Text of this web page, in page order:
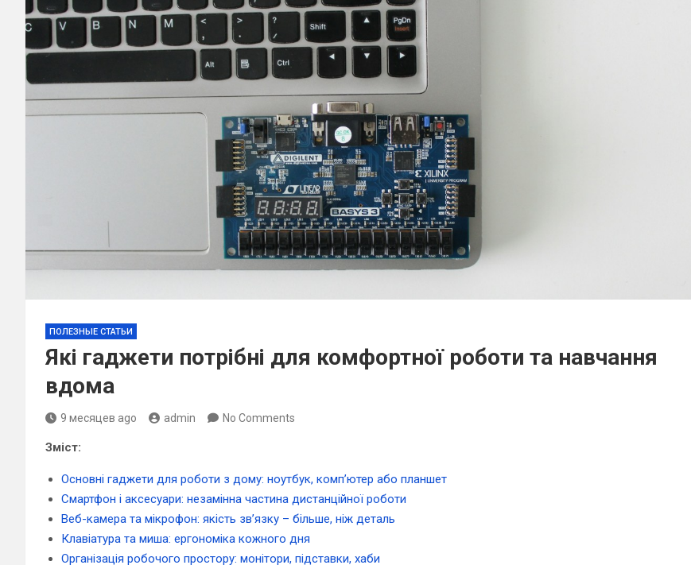
ПОЛЕЗНЫЕ СТАТЬИ
Які гаджети потрібні для комфортної роботи та навчання
вдома
9 месяцев ago admin No Comments
Зміст:
Основні гаджети для роботи з дому: ноутбук, комп’ютер або планшет
Смартфон і аксесуари: незамінна частина дистанційної роботи
Веб-камера та мікрофон: якість зв’язку – більше, ніж деталь
Клавіатура та миша: ергономіка кожного дня
Організація робочого простору: монітори, підставки, хаби